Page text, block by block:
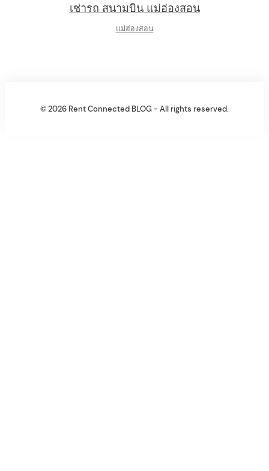
เช่ารถ สนามบิน แม่ฮ่องสอน
แม่ฮ่องสอน
© 2026 Rent Connected BLOG - All rights reserved.